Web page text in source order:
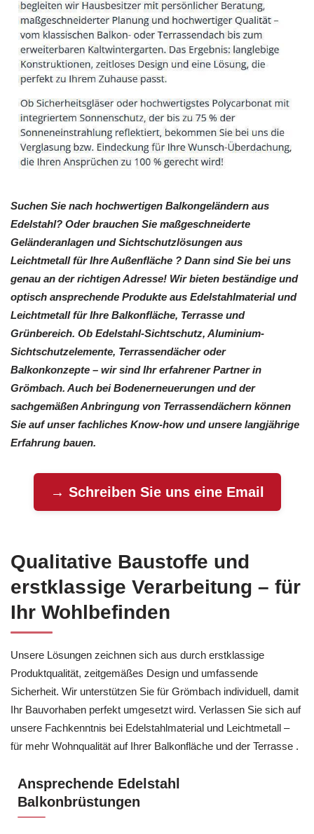
Suchen Sie nach hochwertigen Balkongeländern aus
Edelstahl? Oder brauchen Sie maßgeschneiderte
Geländeranlagen und Sichtschutzlösungen aus
Leichtmetall für Ihre Außenfläche ? Dann sind Sie bei uns
genau an der richtigen Adresse! Wir bieten beständige und
optisch ansprechende Produkte aus Edelstahlmaterial und
Leichtmetall für Ihre Balkonfläche, Terrasse und
Grünbereich. Ob Edelstahl-Sichtschutz, Aluminium-
Sichtschutzelemente, Terrassendächer oder
Balkonkonzepte – wir sind Ihr erfahrener Partner in
Grömbach. Auch bei Bodenerneuerungen und der
sachgemäßen Anbringung von Terrassendächern können
Sie auf unser fachliches Know-how und unsere langjährige
Erfahrung bauen.
→ Schreiben Sie uns eine Email
Qualitative Baustoffe und
erstklassige Verarbeitung – für
Ihr Wohlbefinden
Unsere Lösungen zeichnen sich aus durch erstklassige
Produktqualität, zeitgemäßes Design und umfassende
Sicherheit. Wir unterstützen Sie für Grömbach individuell, damit
Ihr Bauvorhaben perfekt umgesetzt wird. Verlassen Sie sich auf
unsere Fachkenntnis bei Edelstahlmaterial und Leichtmetall –
für mehr Wohnqualität auf Ihrer Balkonfläche und der Terrasse .
Ansprechende Edelstahl
Balkonbrüstungen